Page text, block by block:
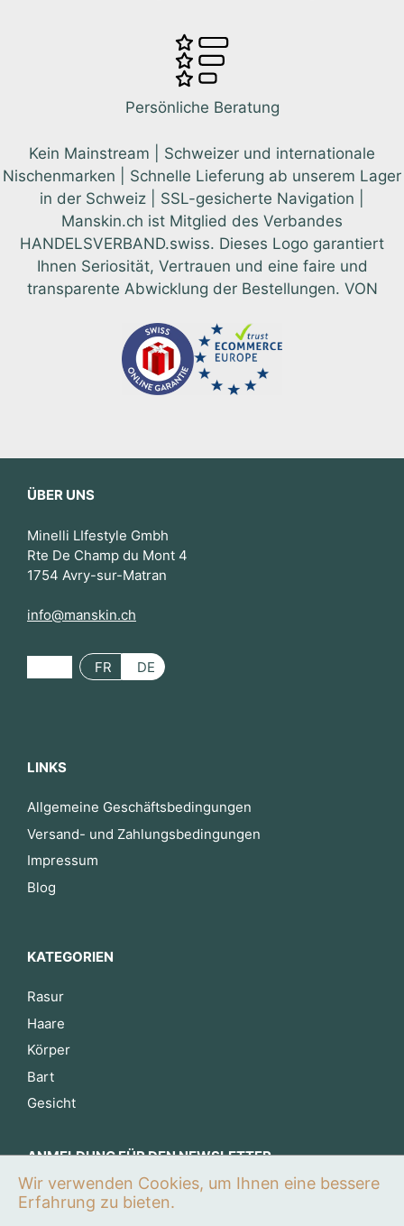
Persönliche Beratung
Kein Mainstream | Schweizer und internationale
Nischenmarken | Schnelle Lieferung ab unserem Lager
in der Schweiz | SSL-gesicherte Navigation |
Manskin.ch ist Mitglied des Verbandes
HANDELSVERBAND.swiss. Dieses Logo garantiert
Ihnen Seriosität, Vertrauen und eine faire und
transparente Abwicklung der Bestellungen. VON
ÜBER UNS
Minelli LIfestyle Gmbh
Rte De Champ du Mont 4
1754 Avry-sur-Matran
info@manskin.ch
FR DE
LINKS
Allgemeine Geschäftsbedingungen
Versand- und Zahlungsbedingungen
Impressum
Blog
KATEGORIEN
Rasur
Haare
Körper
Bart
Gesicht
ANMELDUNG FÜR DEN NEWSLETTER
Jetzt anmelden
Wir verwenden Cookies, um Ihnen eine bessere
Erfahrung zu bieten.